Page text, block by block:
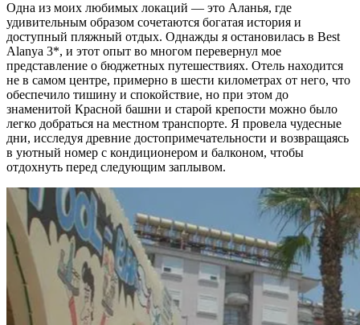
Одна из моих любимых локаций — это Аланья, где
удивительным образом сочетаются богатая история и
доступный пляжный отдых. Однажды я остановилась в Best
Alanya 3*, и этот опыт во многом перевернул мое
представление о бюджетных путешествиях. Отель находится
не в самом центре, примерно в шести километрах от него, что
обеспечило тишину и спокойствие, но при этом до
знаменитой Красной башни и старой крепости можно было
легко добраться на местном транспорте. Я провела чудесные
дни, исследуя древние достопримечательности и возвращаясь
в уютный номер с кондиционером и балконом, чтобы
отдохнуть перед следующим заплывом.